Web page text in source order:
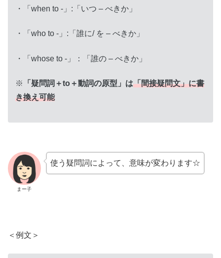
・「when to -」:「いつ – べきか」
・「who to -」:「誰に/ を – べきか」
・「whose to -」：「誰の – べきか」
※ 「疑問詞＋to＋動詞の原型」は「間接疑問文」に書
き換え可能
まー子
使う疑問詞によって、意味が変わります☆
＜例文＞